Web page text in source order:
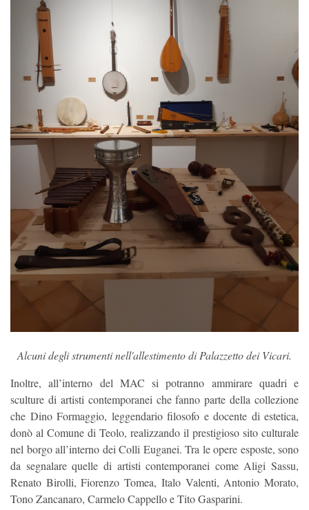
Alcuni degli strumenti nell'allestimento di Palazzetto dei Vicari.
Inoltre, all’interno del MAC si potranno ammirare quadri e
sculture di artisti contemporanei che fanno parte della collezione
che Dino Formaggio, leggendario filosofo e docente di estetica,
donò al Comune di Teolo, realizzando il prestigioso sito culturale
nel borgo all’interno dei Colli Euganei. Tra le opere esposte, sono
da segnalare quelle di artisti contemporanei come Aligi Sassu,
Renato Birolli, Fiorenzo Tomea, Italo Valenti, Antonio Morato,
Tono Zancanaro, Carmelo Cappello e Tito Gasparini.